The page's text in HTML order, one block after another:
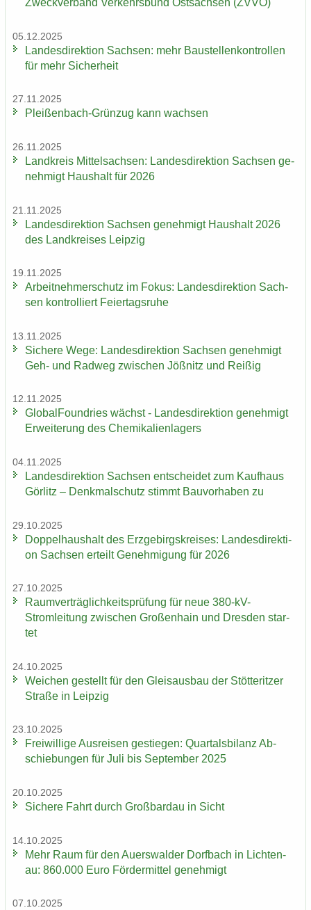
Zweck­ver­band Ver­kehrs­bund Ost­sach­sen (ZVVO)
05.12.2025
Lan­des­di­rek­ti­on Sach­sen: mehr Bau­stel­len­kon­trol­len
für mehr Si­cher­heit
27.11.2025
Pleißenbach-​Grünzug kann wach­sen
26.11.2025
Land­kreis Mit­tel­sach­sen: Lan­des­di­rek­ti­on Sach­sen ge­
neh­migt Haus­halt für 2026
21.11.2025
Lan­des­di­rek­ti­on Sach­sen ge­neh­migt Haus­halt 2026
des Land­krei­ses Leip­zig
19.11.2025
Ar­beit­neh­mer­schutz im Fokus: Lan­des­di­rek­ti­on Sach­
sen kon­trol­liert Fei­er­tags­ru­he
13.11.2025
Si­che­re Wege: Lan­des­di­rek­ti­on Sach­sen ge­neh­migt
Geh- und Rad­weg zwi­schen Jöß­nitz und Rei­ßig
12.11.2025
Glo­bal­Found­ries wächst - Lan­des­di­rek­ti­on ge­neh­migt
Er­wei­te­rung des Che­mi­ka­li­en­la­gers
04.11.2025
Lan­des­di­rek­ti­on Sach­sen ent­schei­det zum Kauf­haus
Gör­litz – Denk­mal­schutz stimmt Bau­vor­ha­ben zu
29.10.2025
Dop­pel­haus­halt des Erz­ge­birgs­krei­ses: Lan­des­di­rek­ti­
on Sach­sen er­teilt Ge­neh­mi­gung für 2026
27.10.2025
Ra­um­ver­träg­lich­keits­prü­fung für neue 380-​kV-
Stromleitung zwi­schen Gro­ßen­hain und Dres­den star­
tet
24.10.2025
Wei­chen ge­stellt für den Gleis­aus­bau der Stöt­terit­zer
Stra­ße in Leip­zig
23.10.2025
Frei­wil­li­ge Aus­rei­sen ge­stie­gen: Quar­tals­bi­lanz Ab­
schie­bun­gen für Juli bis Sep­tem­ber 2025
20.10.2025
Si­che­re Fahrt durch Groß­bardau in Sicht
14.10.2025
Mehr Raum für den Au­ers­wal­der Dorf­bach in Lich­ten­
au: 860.000 Euro För­der­mit­tel ge­neh­migt
07.10.2025